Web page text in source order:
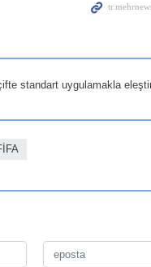
standart uygulamakla